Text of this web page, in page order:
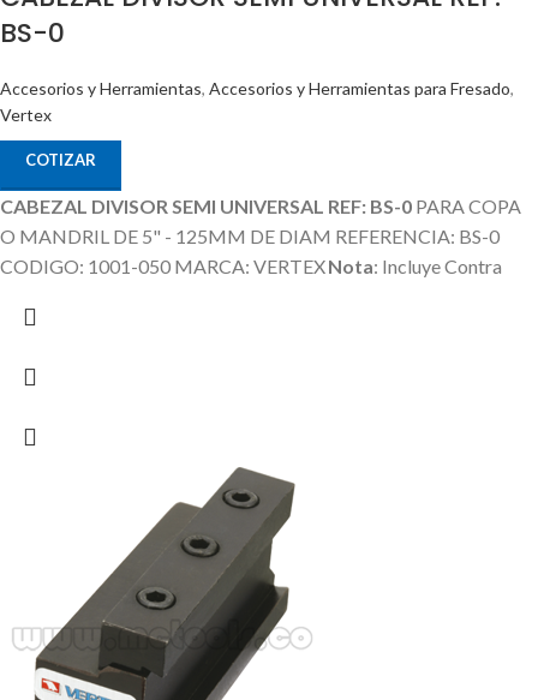
BS-0
Accesorios y Herramientas, Accesorios y Herramientas para Fresado,
Vertex
COTIZAR
CABEZAL DIVISOR SEMI UNIVERSAL REF: BS-0 PARA COPA
O MANDRIL DE 5" - 125MM DE DIAM REFERENCIA: BS-0
CODIGO: 1001-050 MARCA: VERTEXNota: Incluye Contra
Adicional que no esta incluido en el Precio